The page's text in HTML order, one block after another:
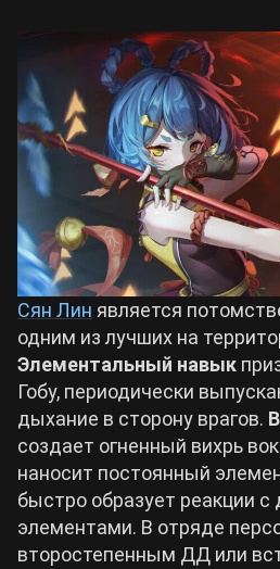
Сян Лин является
одним из лучших на
Элементальный навык
Гобу, периодически
дыхание в сторону врагов.
создает огненный вихрь
наносит постоянный
быстро образует реакции с
элементами. В отряде
второстепенным ДД или